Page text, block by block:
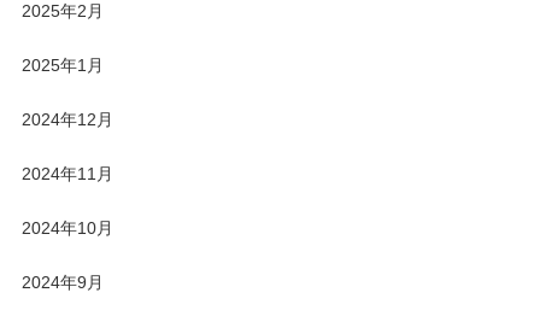
2025年2月
2025年1月
2024年12月
2024年11月
2024年10月
2024年9月